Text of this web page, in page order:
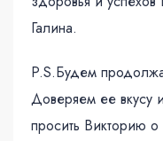
Галина.
P.S.Будем
Доверяем ее вкусу
просить Викторию